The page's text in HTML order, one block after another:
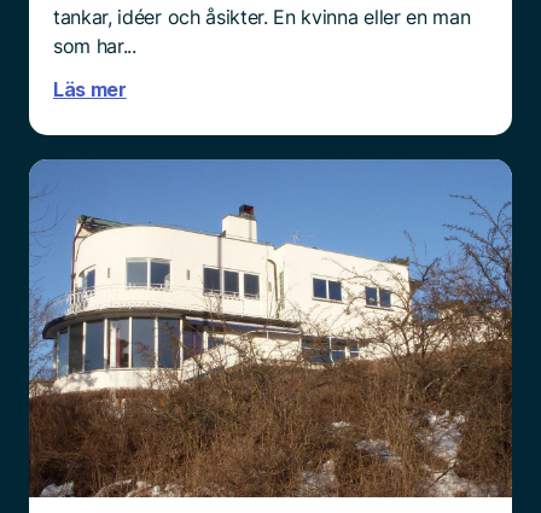
tankar, idéer och åsikter. En kvinna eller en man
som har...
Läs mer